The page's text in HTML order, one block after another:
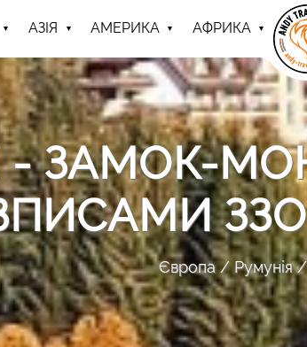
АЗІЯ АМЕРИКА АФРИКА
- ЗАМОК-
Європа Румунія